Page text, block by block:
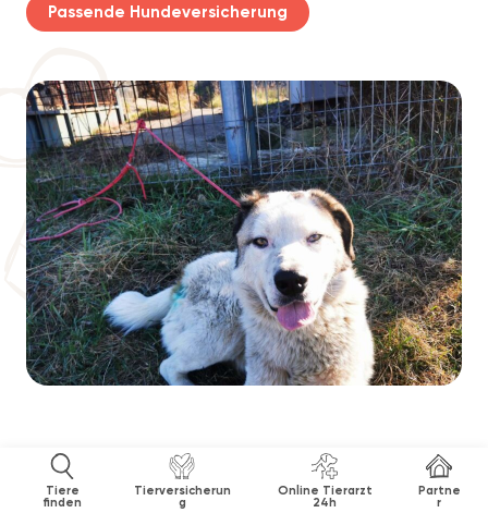
Tiere
finden
Tierversicherun
g
Online Tierarzt
24h
Partne
r
Passende Hundeversicherung